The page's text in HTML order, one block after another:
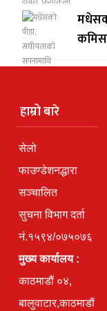
हाम्रो बारे
सेलो
फाउण्डेशनद्धारा
सञ्चालित
सुचना विभाग दर्ता
नं.१५९४/०७५०७६
मुख्य कार्यालय :
काठमाडौं ०४,
बालुवाटार,काठमाडौं